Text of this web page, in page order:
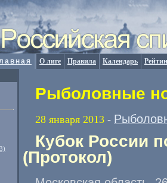
О лиге Правила Календарь
Рыболовные
28 января 2013 -
Кубок России
(Протокол)